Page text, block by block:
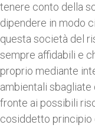
tenere conto della
dipendere in modo
questa società del
sempre affidabili e
proprio mediante
ambientali sbagliate
fronte ai possibili
cosiddetto principio